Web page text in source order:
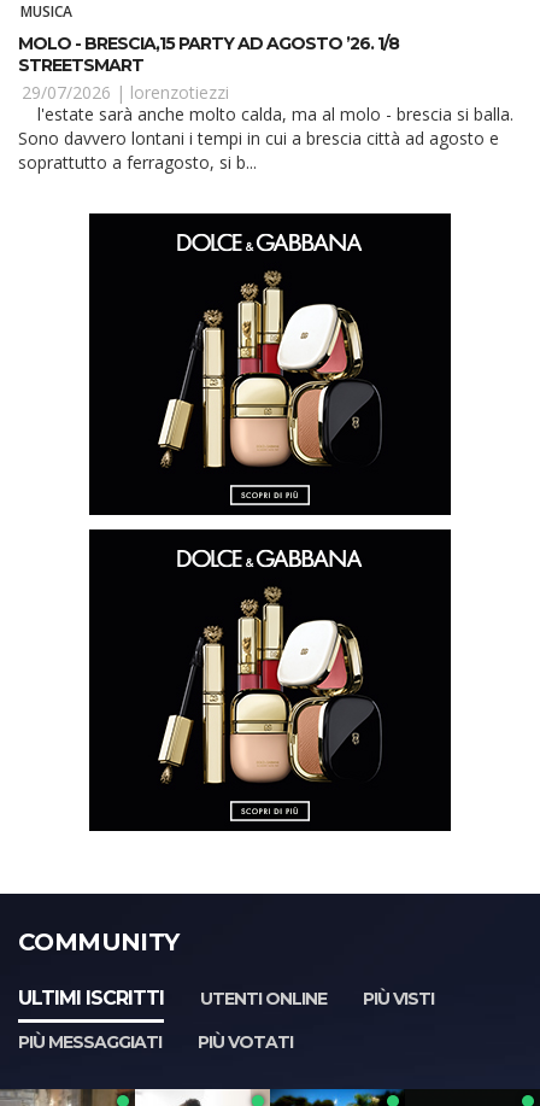
MUSICA
MOLO - BRESCIA,15 PARTY AD AGOSTO ’26. 1/8
STREETSMART
29/07/2026 | lorenzotiezzi
Sono davvero lontani i tempi in cui a brescia città ad agosto e
soprattutto a ferragosto, si b...
COMMUNITY
ULTIMI ISCRITTI UTENTI ONLINE
PIÙ VISTI
PIÙ MESSAGGIATI
PIÙ VOTATI